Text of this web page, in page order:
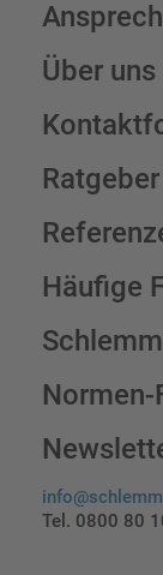
Über uns
Ratgeber
Häufige
Normen-
Tel. 0800 80